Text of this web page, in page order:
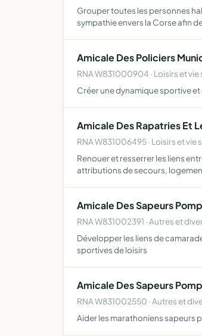
Grouper toutes les personnes
sympathie envers la Corse afin
Amicale Des Policiers
RNA W831000904 · Loisirs et
Créer une dynamique sportive
Amicale Des Rapatries Et
RNA W831006495 · Loisirs et vie
Renouer et resserrer les liens
attributions de secours,
Amicale Des Sapeurs
RNA W831002391 · Autres et
Développer les liens de
sportives de loisirs
Amicale Des Sapeurs
RNA W831002550 · Autres et
Aider les marathoniens sapeurs